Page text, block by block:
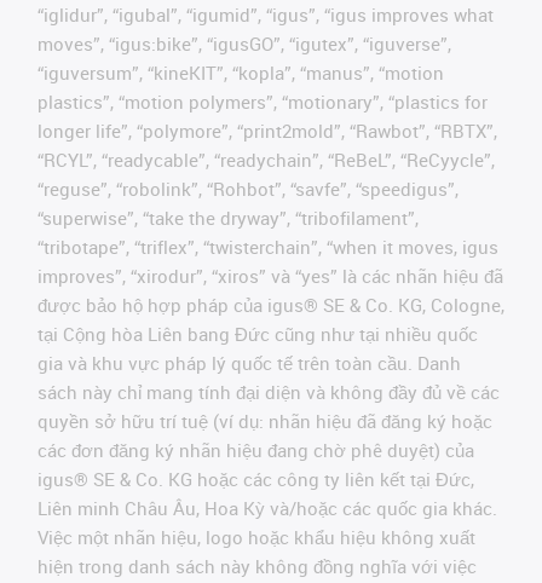
“iglidur”, “igubal”, “igumid”, “igus”, “igus improves what
moves”, “igus:bike”, “igusGO”, “igutex”, “iguverse”,
“iguversum”, “kineKIT”, “kopla”, “manus”, “motion
plastics”, “motion polymers”, “motionary”, “plastics for
longer life”, “polymore”, “print2mold”, “Rawbot”, “RBTX”,
“RCYL”, “readycable”, “readychain”, “ReBeL”, “ReCyycle”,
“reguse”, “robolink”, “Rohbot”, “savfe”, “speedigus”,
“superwise”, “take the dryway”, “tribofilament”,
“tribotape”, “triflex”, “twisterchain”, “when it moves, igus
improves”, “xirodur”, “xiros” và “yes” là các nhãn hiệu đã
được bảo hộ hợp pháp của igus® SE & Co. KG, Cologne,
tại Cộng hòa Liên bang Đức cũng như tại nhiều quốc
gia và khu vực pháp lý quốc tế trên toàn cầu. Danh
sách này chỉ mang tính đại diện và không đầy đủ về các
quyền sở hữu trí tuệ (ví dụ: nhãn hiệu đã đăng ký hoặc
các đơn đăng ký nhãn hiệu đang chờ phê duyệt) của
igus® SE & Co. KG hoặc các công ty liên kết tại Đức,
Liên minh Châu Âu, Hoa Kỳ và/hoặc các quốc gia khác.
Việc một nhãn hiệu, logo hoặc khẩu hiệu không xuất
hiện trong danh sách này không đồng nghĩa với việc